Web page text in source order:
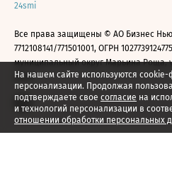
На нашем сайте используются
персонализации. Продолжая
подтверждаете свое согласие на
и технологий персонализации в
отношении обработки персональных
24smi
Все права защищены © АО Бизнес
7712108141/771501001, ОГРН
муниципальный округ Марьина Роща,
2026